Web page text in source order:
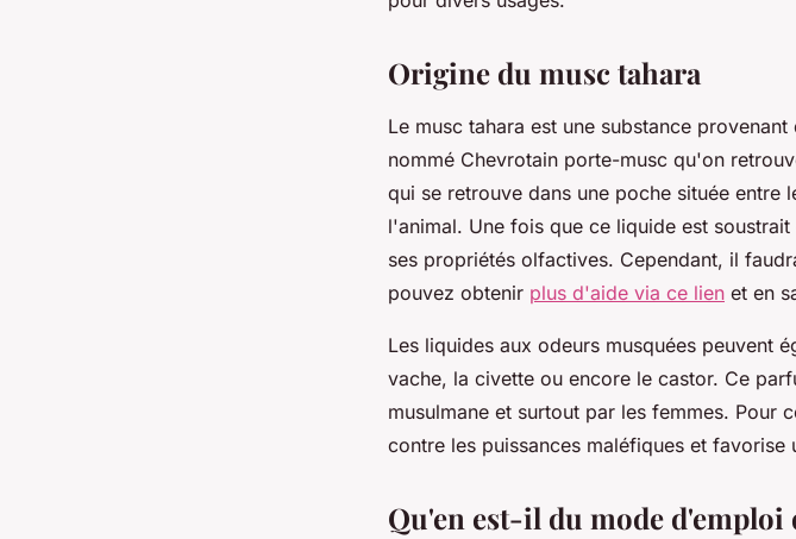
Origine du musc tahara
Le musc tahara est une substance
nommé Chevrotain porte-musc qu'on
qui se retrouve dans une poche située
l'animal. Une fois que ce liquide est
ses propriétés olfactives. Cependant, il
pouvez obtenir plus d'aide via ce lien et en
Les liquides aux odeurs musquées peuvent
vache, la civette ou encore le castor. Ce
musulmane et surtout par les femmes. Pour
contre les puissances maléfiques et favorise
Qu'en est-il du mode d'emploi